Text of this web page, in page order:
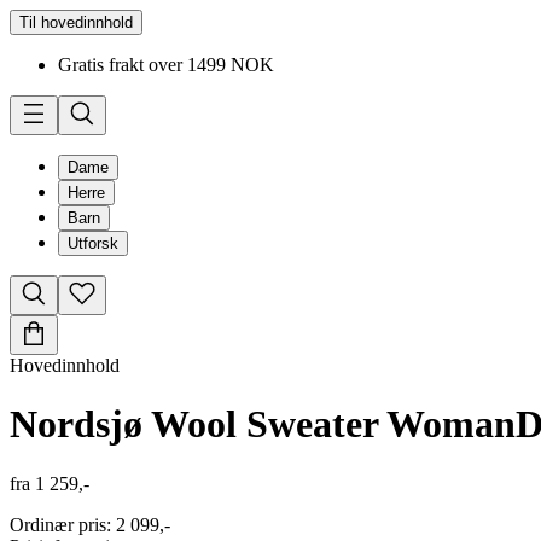
Til hovedinnhold
Gratis frakt over 1499 NOK
Dame
Herre
Barn
Utforsk
Hovedinnhold
Nordsjø Wool Sweater Woman
fra 1 259,-
Ordinær pris: 2 099,-